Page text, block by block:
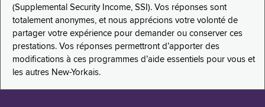
(Supplemental Security Income, SSI). Vos réponses sont
totalement anonymes, et nous apprécions votre volonté de
partager votre expérience pour demander ou conserver ces
prestations. Vos réponses permettront d’apporter des
modifications à ces programmes d’aide essentiels pour vous et
les autres New-Yorkais.